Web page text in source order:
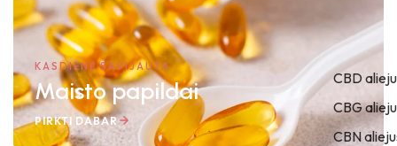
CBD
CBG
CBN
KASDIENĖ SAVIJAUTA
Maisto papildai
PIRKTI DABAR